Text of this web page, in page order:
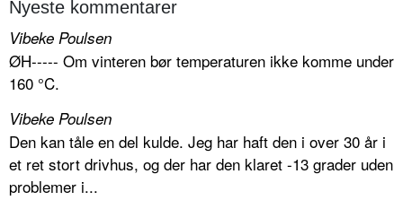
Nyeste kommentarer
Vibeke Poulsen
ØH----- Om vinteren bør temperaturen ikke komme under
160 °C.
Vibeke Poulsen
Den kan tåle en del kulde. Jeg har haft den i over 30 år i
et ret stort drivhus, og der har den klaret -13 grader uden
problemer i...